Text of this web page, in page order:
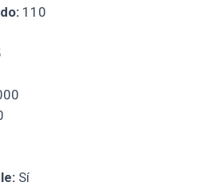
110
Sí